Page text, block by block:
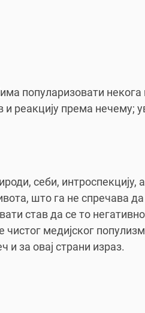
популаризовати некога
реакцију према нечему;
себи, интроспекцију,
што га не спречава
став да се то
чистог медијског
за овај страни израз.